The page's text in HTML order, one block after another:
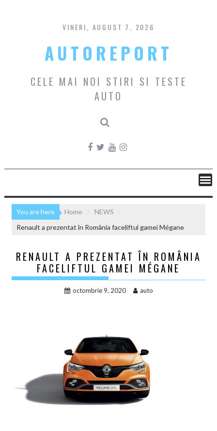
content
VINERI, AUGUST 7, 2026
AUTOREPORT
CELE MAI NOI STIRI SI TESTE
AUTO
You are here Home
NEWS
Renault a prezentat în România faceliftul gamei Mégane
RENAULT A PREZENTAT ÎN ROMÂNIA
FACELIFTUL GAMEI MÉGANE
octombrie 9, 2020 auto